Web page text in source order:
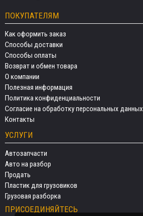
ПОКУПАТЕЛЯМ
Как оформить заказ
Способы доставки
Способы оплаты
Возврат и обмен товара
О компании
Полезная информация
Политика конфиденциальности
Согласие на обработку персональных данных
Контакты
УСЛУГИ
Автозапчасти
Авто на разбор
Продать
Пластик для грузовиков
Грузовая разборка
ПРИСОЕДИНЯЙТЕСЬ